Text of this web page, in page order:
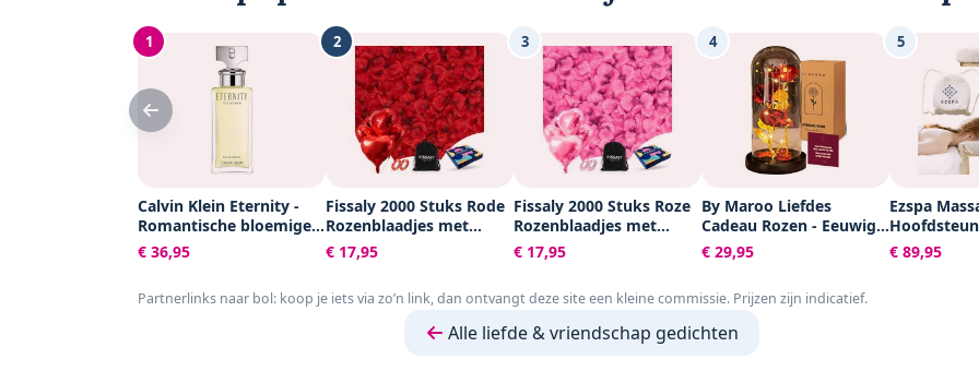
1
Calvin Klein Eternity -
Romantische bloemige
damesparfum - 50 ml
€ 36,95
2
Fissaly 2000 Stuks Rode
Rozenblaadjes met
Hartjes Ballonnen –
Romantische Liefde
Cadeau Decoratie - Love
- Rood - Hem & Haar
Valentijn Cadeautje
€ 17,95
3
Fissaly 2000 Stuks Roze
Rozenblaadjes met
Hartjes Ballonnen –
Romantische Liefde
Cadeau Decoratie – Love
- Rood - Hem & Haar
Valentijn Cadeautje -
€ 17,95
4
By Maroo Liefdes
Cadeau Rozen - Eeuwige
Roos - 3x Rood / Gouden
Roos in glas stolp met
Huwelijk Bruiloft
Romantisch Verjaardag
Cadeau voor vrouw,
€ 29,95
5
Ezspa
Verstelbaar
€ 89,95
Partnerlinks naar bol: koop je iets via zo’n link, dan ontvangt deze site een kleine commissie. Prijzen zijn indicatief.
Alle liefde & vriendschap gedichten